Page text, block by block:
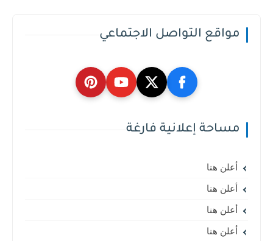
مواقع التواصل الاجتماعي
مساحة إعلانية فارغة
أعلن هنا
أعلن هنا
أعلن هنا
أعلن هنا